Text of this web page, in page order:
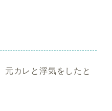
元カレと浮気をしたと